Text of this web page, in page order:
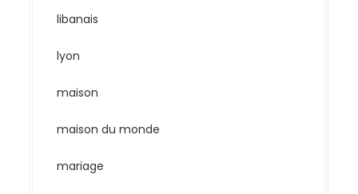
libanais
lyon
maison
maison du monde
mariage